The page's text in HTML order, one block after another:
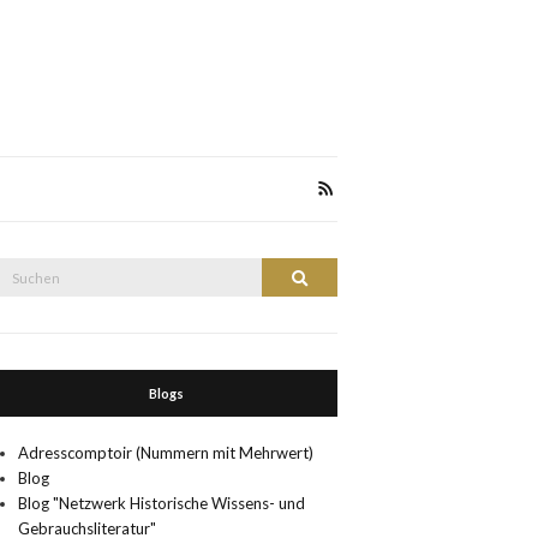
Suchen
Blogs
Adresscomptoir (Nummern mit Mehrwert)
Blog
Blog "Netzwerk Historische Wissens- und
Gebrauchsliteratur"